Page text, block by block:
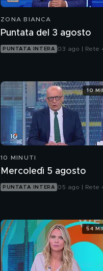
ZONA BIANCA
Puntata del 3 agosto
PUNTATA INTERA 03 ago | Rete
10 MINUTI
Mercoledì 5 agosto
PUNTATA INTERA 05 ago | Rete
10
54